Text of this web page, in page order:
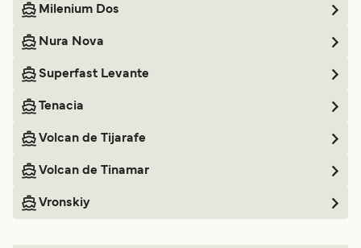
Milenium Dos
Nura Nova
Superfast Levante
Tenacia
Volcan de Tijarafe
Volcan de Tinamar
Vronskiy